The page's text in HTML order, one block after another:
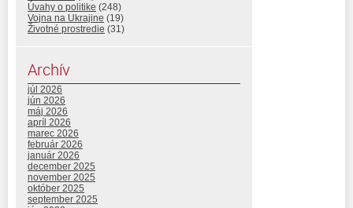
Úvahy o politike (248)
Vojna na Ukrajine (19)
Životné prostredie (31)
Archív
júl 2026
jún 2026
máj 2026
apríl 2026
marec 2026
február 2026
január 2026
december 2025
november 2025
október 2025
september 2025